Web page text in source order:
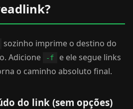
sozinho imprime o destino do
Adicione
-f
e ele segue links
o caminho absoluto final.
do link (sem opções)